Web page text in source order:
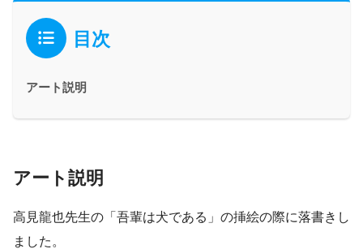
目次
アート説明
アート説明
高見龍也先生の「吾輩は犬である」の挿絵の際に落書きし
ました。